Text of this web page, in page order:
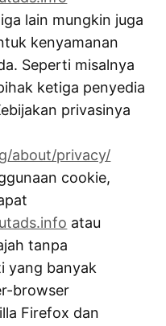
lain mungkin juga
kenyamanan
Seperti misalnya
ketiga penyedia
privasinya
about/privacy/
cookie,
atau
tanpa
yang banyak
browser
Firefox dan